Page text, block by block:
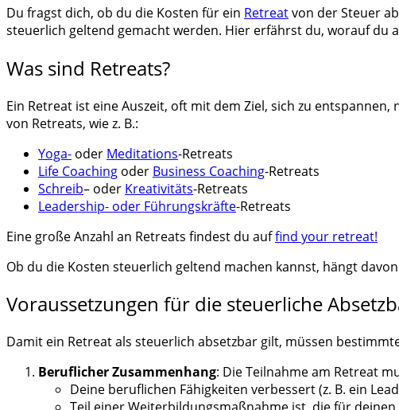
Du fragst dich, ob du die Kosten für ein Retreatvon der Steuer
steuerlich geltend gemacht werden. Hier erfährst du, worauf du
Was sind Retreats?
Ein Retreat ist eine Auszeit, oft mit dem Ziel, sich zu
von Retreats, wie z. B.:
Yoga- oder Meditations-Retreats
Life Coaching oder Business Coaching-Retreats
Schreib– oder Kreativitäts-Retreats
Leadership- oder Führungskräfte-Retreats
Eine große Anzahl an Retreats findest du auffind your retreat!
Ob du die Kosten steuerlich geltend machen kannst, hängt
Voraussetzungen für die steuerliche
Damit ein Retreat als steuerlich absetzbar gilt, müssen
Beruflicher Zusammenhang: Die Teilnahme am Retreat
Deine beruflichen Fähigkeiten verbessert (z. B. ein